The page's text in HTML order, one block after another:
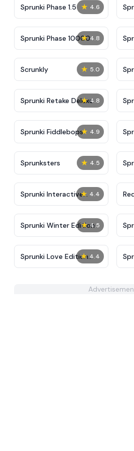
★ 4.6
Sprunki Phase 1.5
★ 4.8
Sprunki Phase 10000
★ 5.0
Scrunkly
★ 4.8
Sprunki Retake Deluxe
★ 4.9
Sprunki Fiddlebops
★ 4.5
Sprunksters
★ 4.4
Sprunki Interactive
Tunner
★ 4.5
Sprunki Winter Edition
★ 4.4
Sprunki Love Edition
Pinki Oren